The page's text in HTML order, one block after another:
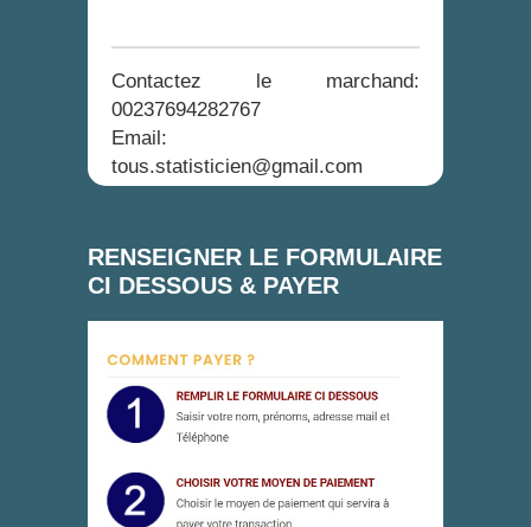
Contactez le marchand:
00237694282767
Email:
tous.statisticien@gmail.com
RENSEIGNER LE FORMULAIRE
CI DESSOUS & PAYER